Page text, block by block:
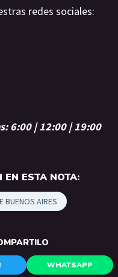
redes sociales:
6:00 | 12:00 | 19:00
EN ESTA NOTA:
BUENOS AIRES
WHATSAPP